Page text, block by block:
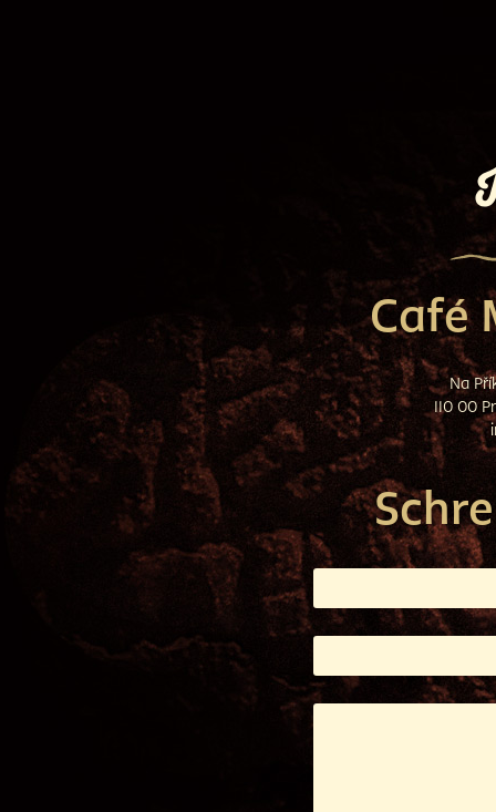
Café
Na
110 00